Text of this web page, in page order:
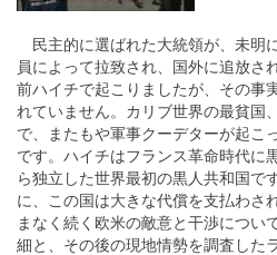
民主的に選ばれた大統領が、未明
員によって拉致され、国外に追放さ
前ハイチで起こりましたが、その事
れていません。カリブ世界の最貧国
で、またもや軍事クーデターが起こ
です。ハイチはフランス革命時代に
ら独立した世界最初の黒人共和国で
に、この国は大きな代償を支払わさ
まなく続く欧米の敵意と干渉につい
細と、その後の現地情勢を調査した